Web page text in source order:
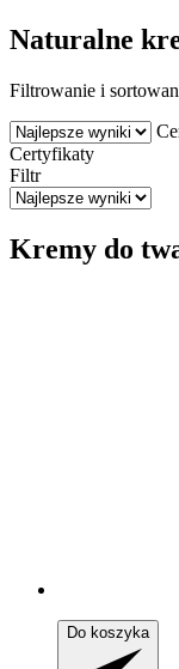
Naturalne
Filtrowanie i
Certyfikaty
Filtr
Kremy do
Do koszyka